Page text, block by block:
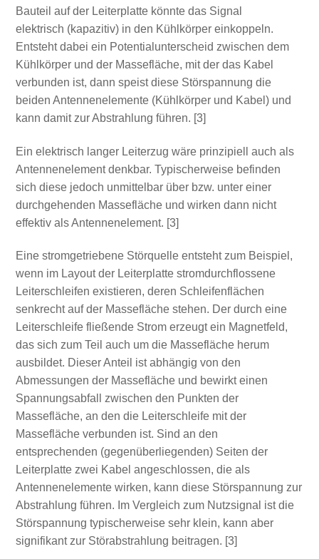
Bauteil auf der Leiterplatte könnte das Signal
elektrisch (kapazitiv) in den Kühlkörper einkoppeln.
Entsteht dabei ein Potentialunterscheid zwischen dem
Kühlkörper und der Massefläche, mit der das Kabel
verbunden ist, dann speist diese Störspannung die
beiden Antennenelemente (Kühlkörper und Kabel) und
kann damit zur Abstrahlung führen. [3]
Ein elektrisch langer Leiterzug wäre prinzipiell auch als
Antennenelement denkbar. Typischerweise befinden
sich diese jedoch unmittelbar über bzw. unter einer
durchgehenden Massefläche und wirken dann nicht
effektiv als Antennenelement. [3]
Eine stromgetriebene Störquelle entsteht zum Beispiel,
wenn im Layout der Leiterplatte stromdurchflossene
Leiterschleifen existieren, deren Schleifenflächen
senkrecht auf der Massefläche stehen. Der durch eine
Leiterschleife fließende Strom erzeugt ein Magnetfeld,
das sich zum Teil auch um die Massefläche herum
ausbildet. Dieser Anteil ist abhängig von den
Abmessungen der Massefläche und bewirkt einen
Spannungsabfall zwischen den Punkten der
Massefläche, an den die Leiterschleife mit der
Massefläche verbunden ist. Sind an den
entsprechenden (gegenüberliegenden) Seiten der
Leiterplatte zwei Kabel angeschlossen, die als
Antennenelemente wirken, kann diese Störspannung zur
Abstrahlung führen. Im Vergleich zum Nutzsignal ist die
Störspannung typischerweise sehr klein, kann aber
signifikant zur Störabstrahlung beitragen. [3]